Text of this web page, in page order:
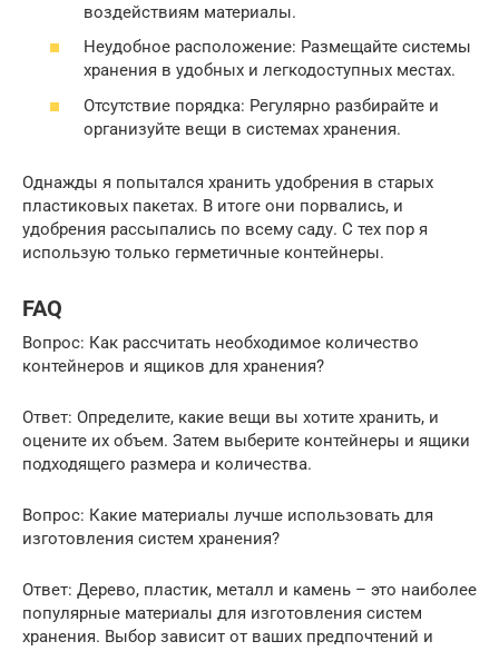
воздействиям материалы.
Неудобное расположение: Размещайте системы
хранения в удобных и легкодоступных местах.
Отсутствие порядка: Регулярно разбирайте и
организуйте вещи в системах хранения.
Однажды я попытался хранить удобрения в старых
пластиковых пакетах. В итоге они порвались, и
удобрения рассыпались по всему саду. С тех пор я
использую только герметичные контейнеры.
FAQ
Вопрос: Как рассчитать необходимое количество
контейнеров и ящиков для хранения?
Ответ: Определите, какие вещи вы хотите хранить, и
оцените их объем. Затем выберите контейнеры и ящики
подходящего размера и количества.
Вопрос: Какие материалы лучше использовать для
изготовления систем хранения?
Ответ: Дерево, пластик, металл и камень – это наиболее
популярные материалы для изготовления систем
хранения. Выбор зависит от ваших предпочтений и